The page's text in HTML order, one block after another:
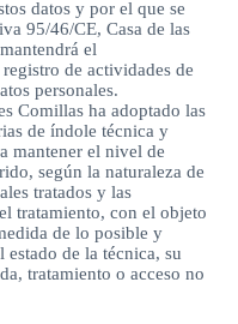
datos y por el que se
95/46/CE, Casa de las
el
de actividades de
personales.
Comillas ha adoptado las
de índole técnica y
mantener el nivel de
según la naturaleza de
tratados y las
tratamiento, con el objeto
de lo posible y
estado de la técnica, su
tratamiento o acceso no